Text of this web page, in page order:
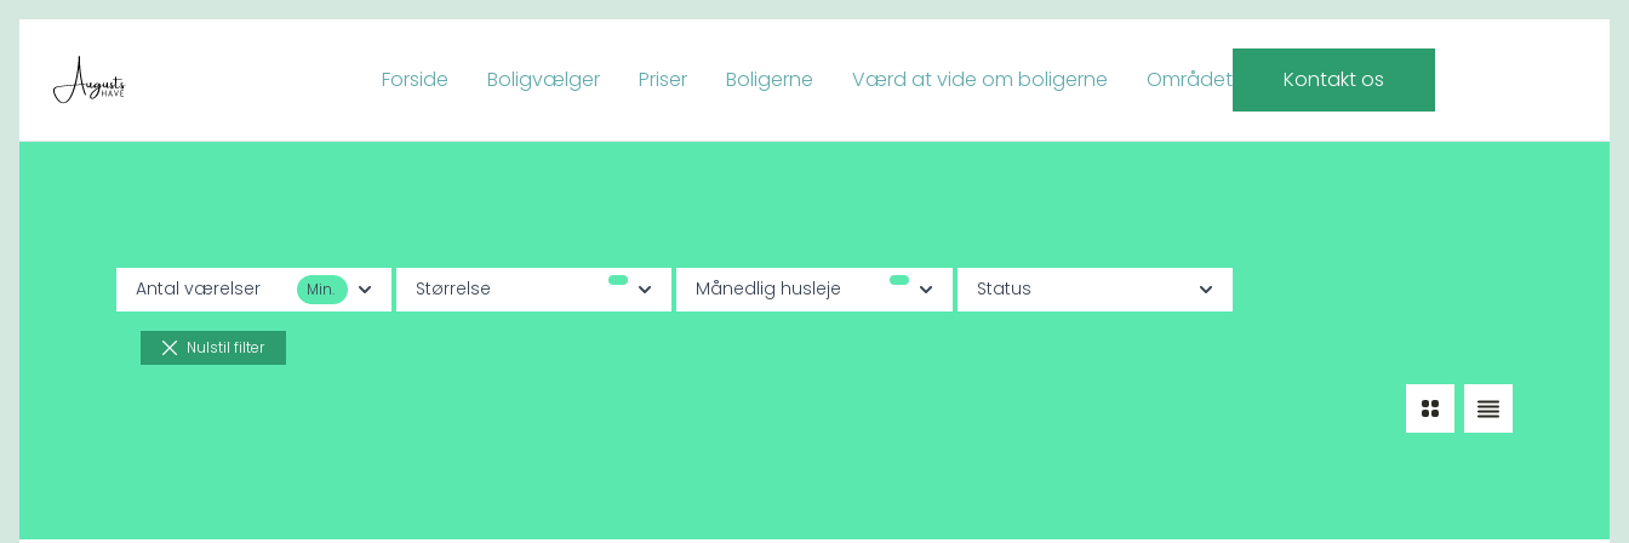
Forside Boligvælger Priser Boligerne Værd at vide om boligerne Området Kontakt os
Antal værelser Min. Størrelse Månedlig husleje Status
Nulstil filter